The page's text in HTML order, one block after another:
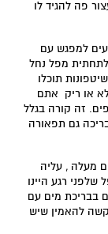
פה להגיד לו
למפגש עם
לתחתית מפל נחל
תוכלו
או ריק אתם
זה קורה בגלל
גם תפאורה
מעלה , עליה
רגע היינו
בבריכת מים עם
להאמין שיש